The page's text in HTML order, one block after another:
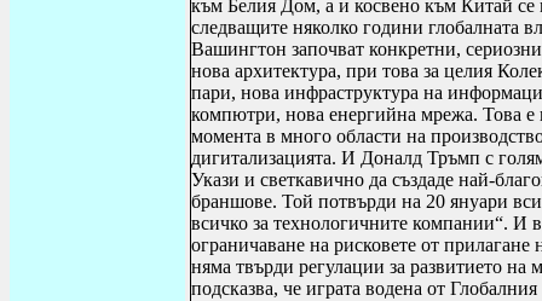
към Белия Дом, а и косвено към Китай се
следващите няколко години глобалната
Вашингтон започват конкретни,
нова архитектура, при това за целия
пари, нова инфраструктура на
компютри, нова енергийна мрежа. Това е
момента в много области на
дигитализацията. И Доналд Тръмп с
Укази и светкавично да създаде най-
браншове. Той потвърди на 20 януари
всичко за технологичните компании“. И
ограничаване на рисковете от
няма твърди регулации за развитието на
подсказва, че играта водена от